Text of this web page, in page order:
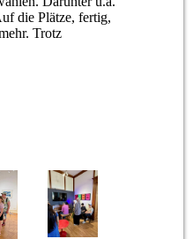
die Plätze, fertig,
Trotz